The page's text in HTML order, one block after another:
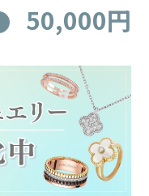
50,000円